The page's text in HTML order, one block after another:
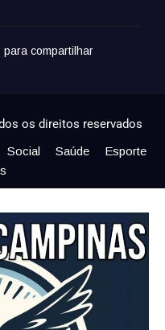
compartilhar
os direitos reservados
Social Saúde
Esporte